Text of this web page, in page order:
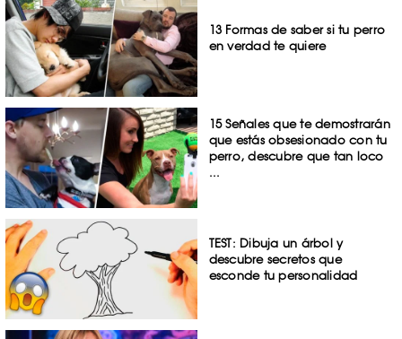
13 Formas de saber si tu perro
en verdad te quiere
15 Señales que te demostrarán
que estás obsesionado con tu
perro, descubre que tan loco
...
TEST: Dibuja un árbol y
descubre secretos que
esconde tu personalidad